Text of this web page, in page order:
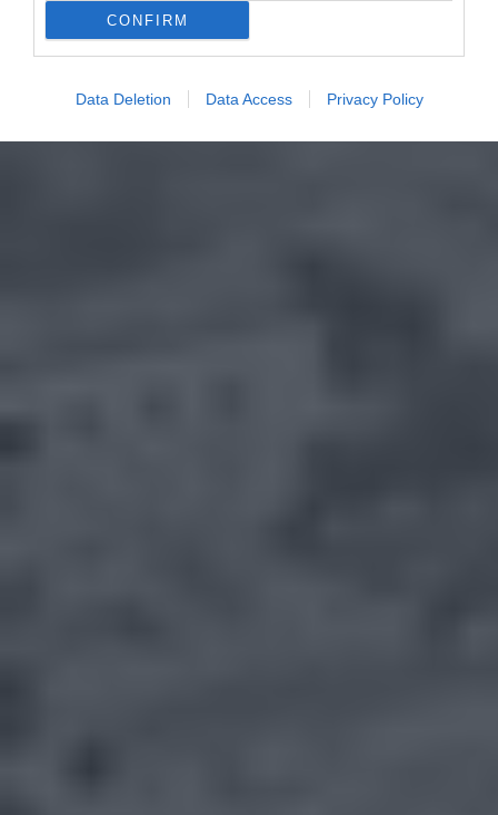
CONFIRM
Data Deletion Data Access Privacy Policy